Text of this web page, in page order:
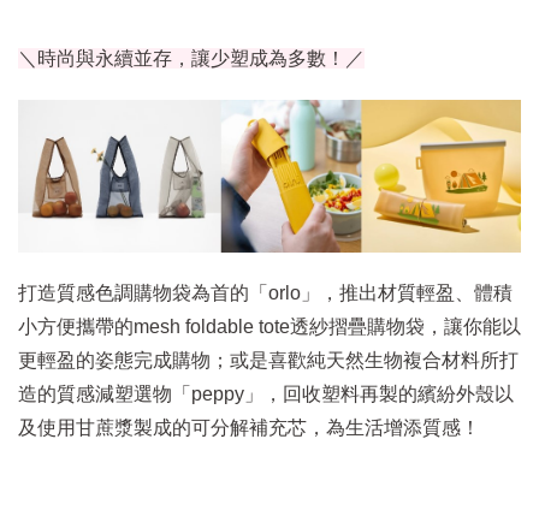
＼時尚與永續並存，讓少塑成為多數！／
打造質感色調購物袋為首的「orlo」，推出材質輕盈、體積
小方便攜帶的mesh foldable tote透紗摺疊購物袋，讓你能以
更輕盈的姿態完成購物；或是喜歡純天然生物複合材料所打
造的質感減塑選物「peppy」，回收塑料再製的繽紛外殼以
及使用甘蔗漿製成的可分解補充芯，為生活增添質感！